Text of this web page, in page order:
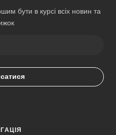
бути в курсі всіх новин та